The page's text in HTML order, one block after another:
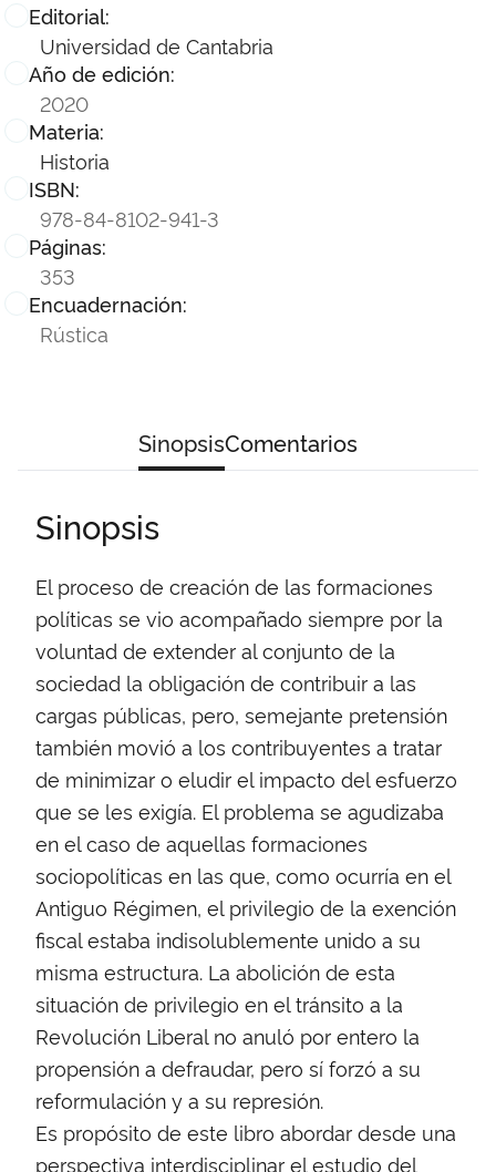
Editorial:
Universidad de Cantabria
Año de edición:
2020
Materia:
Historia
ISBN:
978-84-8102-941-3
Páginas:
353
Encuadernación:
Rústica
SinopsisComentarios
Sinopsis
El proceso de creación de las formaciones
políticas se vio acompañado siempre por la
voluntad de extender al conjunto de la
sociedad la obligación de contribuir a las
cargas públicas, pero, semejante pretensión
también movió a los contribuyentes a tratar
de minimizar o eludir el impacto del esfuerzo
que se les exigía. El problema se agudizaba
en el caso de aquellas formaciones
sociopolíticas en las que, como ocurría en el
Antiguo Régimen, el privilegio de la exención
fiscal estaba indisolublemente unido a su
misma estructura. La abolición de esta
situación de privilegio en el tránsito a la
Revolución Liberal no anuló por entero la
propensión a defraudar, pero sí forzó a su
reformulación y a su represión.
Es propósito de este libro abordar desde una
perspectiva interdisciplinar el estudio del